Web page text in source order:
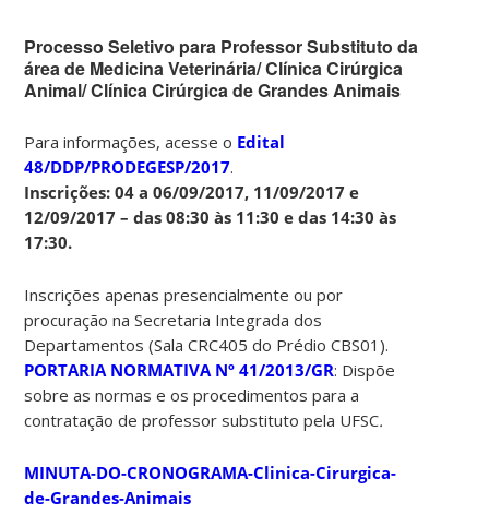
Processo Seletivo para Professor Substituto da
área de Medicina Veterinária/ Clínica Cirúrgica
Animal/ Clínica Cirúrgica de Grandes Animais
Para informações, acesse o Edital
48/DDP/PRODEGESP/2017.
Inscrições: 04 a 06/09/2017, 11/09/2017 e
12/09/2017 – das 08:30 às 11:30 e das 14:30 às
17:30.
Inscrições apenas presencialmente ou por
procuração na Secretaria Integrada dos
Departamentos (Sala CRC405 do Prédio CBS01).
PORTARIA NORMATIVA Nº 41/2013/GR: Dispõe
sobre as normas e os procedimentos para a
contratação de professor substituto pela UFSC.
MINUTA-DO-CRONOGRAMA-Clinica-Cirurgica-
de-Grandes-Animais